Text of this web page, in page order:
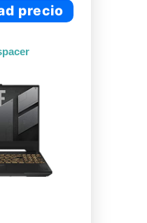
precio